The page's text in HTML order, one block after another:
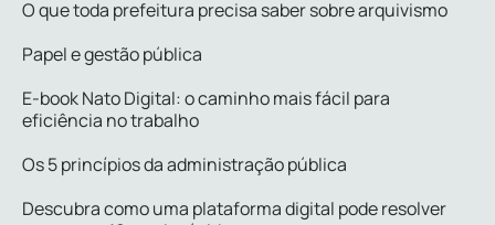
O que toda prefeitura precisa saber sobre arquivismo
Papel e gestão pública
E-book Nato Digital: o caminho mais fácil para
eficiência no trabalho
Os 5 princípios da administração pública
Descubra como uma plataforma digital pode resolver